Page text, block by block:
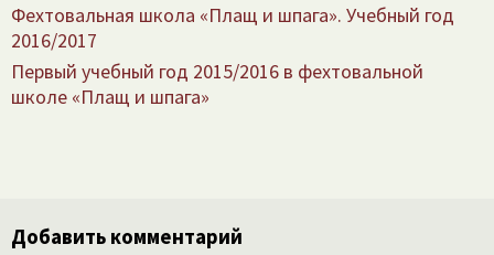
Фехтовальная школа «Плащ и шпага». Учебный год
2016/​2017
Первый учебный год 2015/​2016 в фехтовальной
школе «Плащ и шпага»
Добавить комментарий